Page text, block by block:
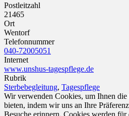
Postleitzahl
21465
Ort
Wentorf
Telefonnummer
040-72005051
Internet
www.unshus-tagespflege.de
Rubrik
Sterbebegleitung, Tagespflege
Wir verwenden Cookies, um Ihnen
bieten, indem wir uns an Ihre
Besuche erinnern. Cookies werden für